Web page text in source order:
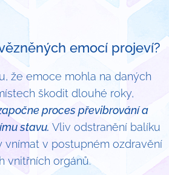
emocí projeví?
že emoce mohla na daných
škodit dlouhé roky,
proces převibrování a
stavu. Vliv odstranění balíku
v postupném ozdravění
vnitřních orgánů.